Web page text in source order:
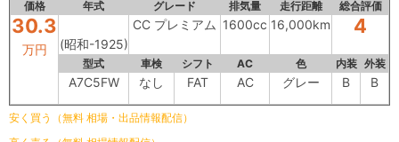
価格 年式 グレード 排気量 走行距離 総合評価
30.3
万円 (昭和-1925)
CC プレミアム 1600cc 16,000km 4
型式 車検 シフト AC 色 内装 外装
A7C5FW なし FAT AC グレー B B
安く買う（無料 相場・出品情報配信）